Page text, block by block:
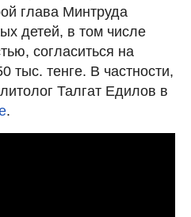
глава Минтруда
детей, в том числе
согласиться на
тыс. тенге. В частности,
Талгат Едилов в
.